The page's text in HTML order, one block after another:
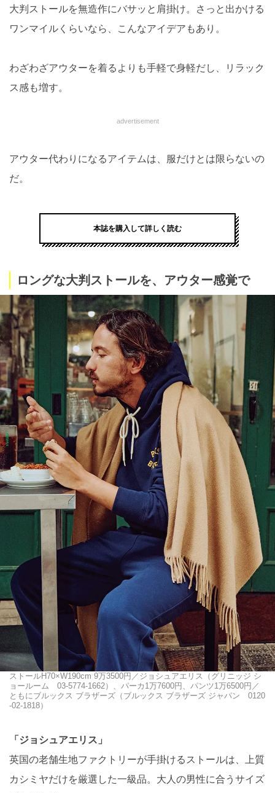
大判ストールを無造作にバサッと肩掛け。さっと出かける
ワンマイルくらいなら、こんなアイデアもあり。
わざわざアウターを着るよりも手軽で身軽だし、リラック
ス感も増す。
advertisement
アウター代わりになるアイテムは、服だけとは限らないの
だ。
本誌を購入して詳しく読む
ロングな大判ストールを、アウター感覚で
ストールH70×W190cm 9万3500円／ジョシュアエリス（グリニッジ シ
ョールーム 03-5774-1662）、パーカ1万7600円、パンツ1万6500円／
ともにブルックス ブラザーズ（ブルックス ブラザーズ ジャパン 0120
-02-1818）
「ジョシュアエリス」
英国の老舗生地ファクトリーが手掛けるストールは、上質
カシミヤだけを厳選した一級品。大人の男性に合うサイズ